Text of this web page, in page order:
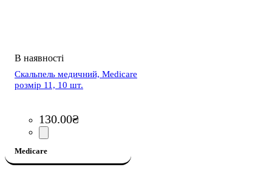
Скальпель медичний, Medicare
розмір 11, 10 шт.
130.00₴
Medicare